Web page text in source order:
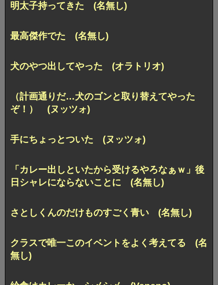
明太子持ってきた (名無し)
最高傑作でた (名無し)
犬のやつ出してやった (オラトリオ)
（計画通りだ…犬のゴンと取り替えてやった
ぞ！） (ヌッツォ)
手にちょっとついた (ヌッツォ)
「カレー出しといたから受けるやろなぁｗ」後
日シャレにならないことに (名無し)
さとしくんのだけものすごく青い (名無し)
クラスで唯一このイベントをよく考えてる (名
無し)